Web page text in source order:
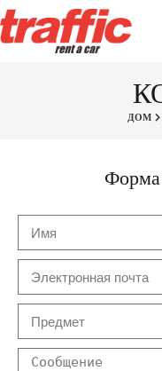
ДОМ
Форма